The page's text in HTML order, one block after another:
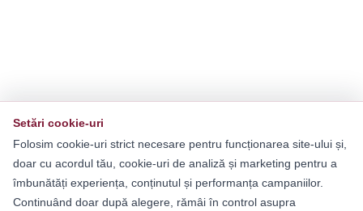
Setări cookie-uri
Folosim cookie-uri strict necesare pentru funcționarea site-ului și,
doar cu acordul tău, cookie-uri de analiză și marketing pentru a
îmbunătăți experiența, conținutul și performanța campaniilor.
Continuând doar după alegere, rămâi în control asupra